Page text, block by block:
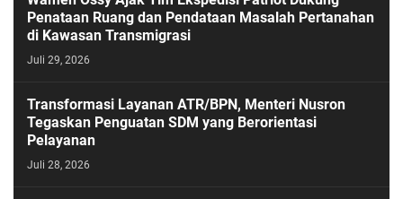
Penataan Ruang dan Pendataan Masalah Pertanahan
di Kawasan Transmigrasi
Juli 29, 2026
Transformasi Layanan ATR/BPN, Menteri Nusron
Tegaskan Penguatan SDM yang Berorientasi
Pelayanan
Juli 28, 2026